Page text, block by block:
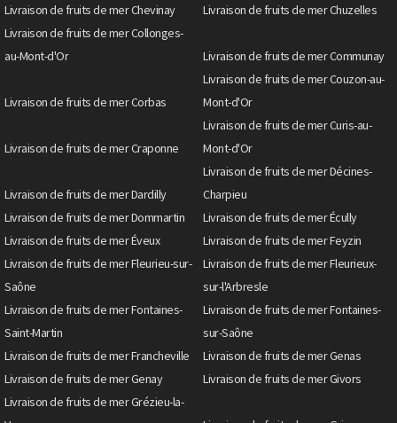
Livraison de fruits de mer Chevinay
Livraison de fruits de mer Chuzelles
Livraison de fruits de mer Collonges-
au-Mont-d'Or
Livraison de fruits de mer Communay
Livraison de fruits de mer Corbas
Livraison de fruits de mer Couzon-au-
Mont-d'Or
Livraison de fruits de mer Craponne
Livraison de fruits de mer Curis-au-
Mont-d'Or
Livraison de fruits de mer Dardilly
Livraison de fruits de mer Décines-
Charpieu
Livraison de fruits de mer Dommartin
Livraison de fruits de mer Écully
Livraison de fruits de mer Éveux
Livraison de fruits de mer Feyzin
Livraison de fruits de mer Fleurieu-sur-
Saône
Livraison de fruits de mer Fleurieux-
sur-l'Arbresle
Livraison de fruits de mer Fontaines-
Saint-Martin
Livraison de fruits de mer Fontaines-
sur-Saône
Livraison de fruits de mer Francheville
Livraison de fruits de mer Genas
Livraison de fruits de mer Genay
Livraison de fruits de mer Givors
Livraison de fruits de mer Grézieu-la-